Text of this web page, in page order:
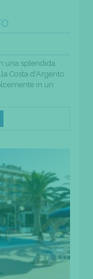
una splendida
Costa d'Argento
in un